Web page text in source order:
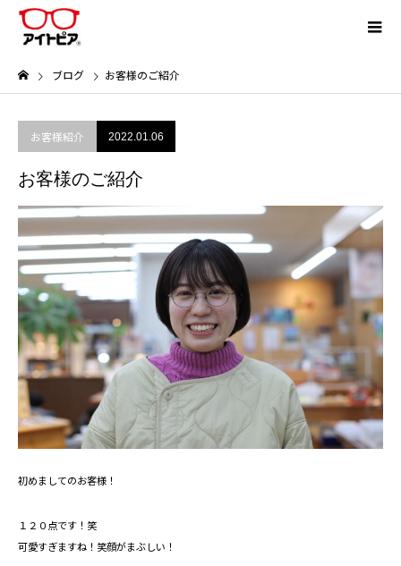
ブログ お客様のご紹介
お客様紹介 2022.01.06
お客様のご紹介
初めましてのお客様！
１２０点です！笑
可愛すぎますね！笑顔がまぶしい！